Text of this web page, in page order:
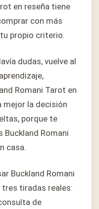
en reseña tiene
con más
propio criterio.
dudas, vuelve al
Romani Tarot en
mejor la decisión
porque te
Buckland Romani
casa.
Buckland Romani
tres tiradas reales:
de